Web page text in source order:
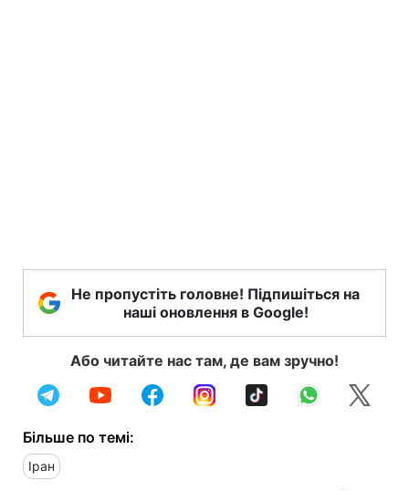
Не пропустіть головне! Підпишіться на
наші оновлення в Google!
Або читайте нас там, де вам зручно!
Більше по темі:
Іран